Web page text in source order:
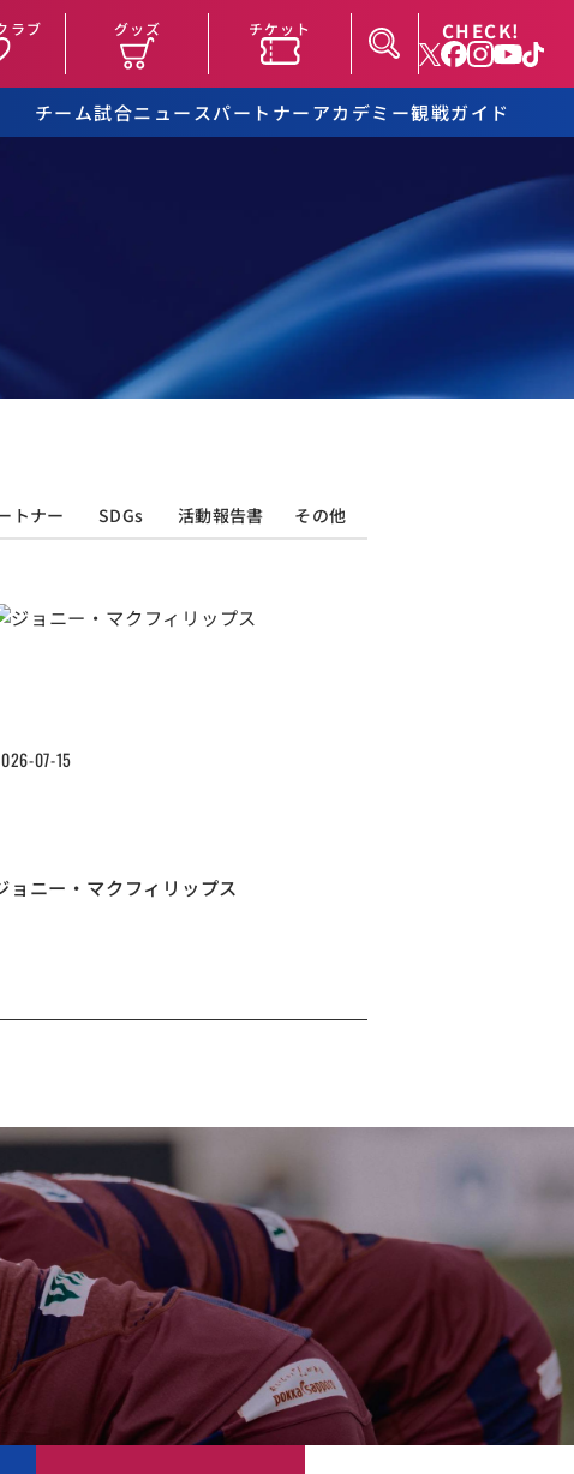
ラブ グッズ チケット CHECK!
チーム試合ニュースパートナーアカデミー観戦ガイド
トナー SDGs 活動報告書 その他
07-15
ョニー・マクフィリップス